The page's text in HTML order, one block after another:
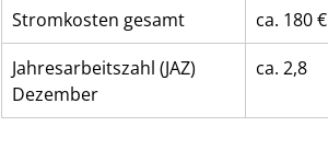
Stromkosten gesamt
ca. 180 €
Jahresarbeitszahl (JAZ)
Dezember
ca. 2,8